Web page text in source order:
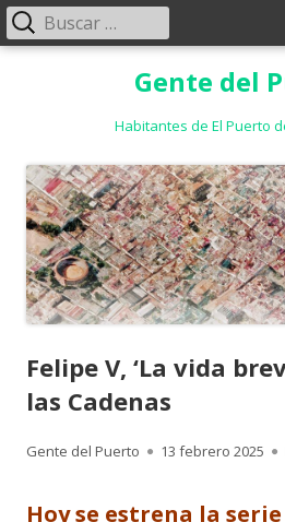
Gente del
Habitantes de El Puerto
Menú
Buscar:
Felipe V, ‘La vida
las Cadenas
Autor
Gente del Puerto
Publicado
13 febrero 2025
Hoy se estrena la